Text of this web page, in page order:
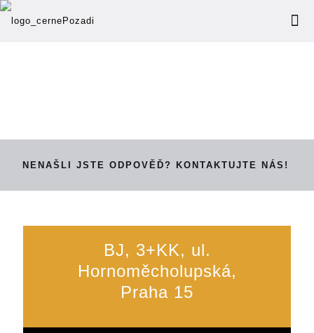
NENAŠLI JSTE ODPOVĚĎ? KONTAKTUJTE NÁS!
BJ, 3+KK, ul.
Hornoměcholupská,
Praha 15